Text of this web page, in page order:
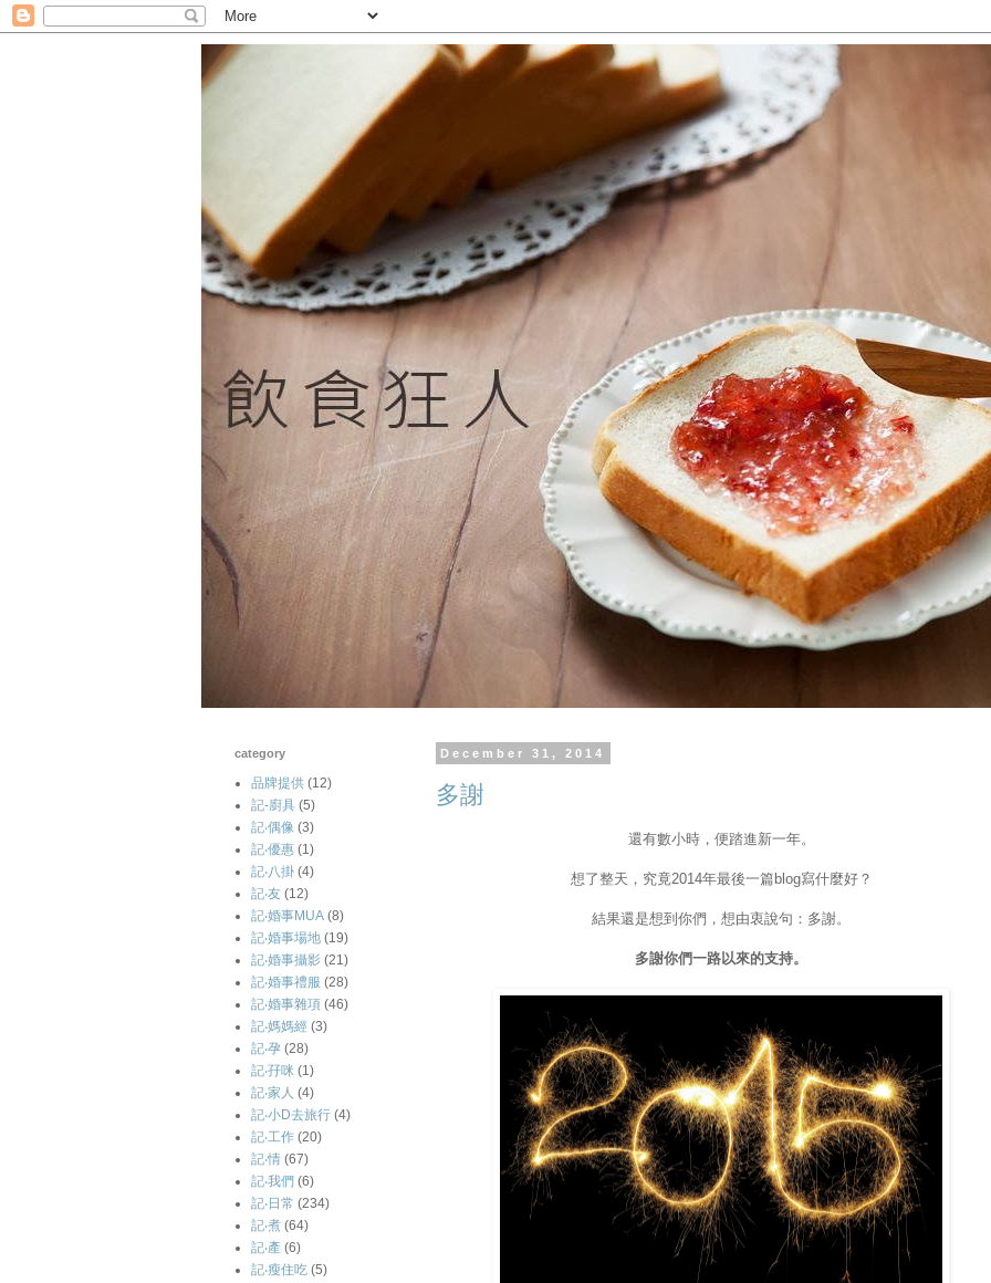
December 31, 2014
多謝
還有數小時，便踏進新一年。
想了整天，究竟2014年最後一篇blog寫什麼好？
結果還是想到你們，想由衷說句：多謝。
多謝你們一路以來的支持。
category
品牌提供 (12)
記-廚具 (5)
記‧偶像 (3)
記‧優惠 (1)
記‧八掛 (4)
記‧友 (12)
記‧婚事MUA (8)
記‧婚事場地 (19)
記‧婚事攝影 (21)
記‧婚事禮服 (28)
記‧婚事雜項 (46)
記‧媽媽經 (3)
記‧孕 (28)
記‧孖咪 (1)
記‧家人 (4)
記‧小D去旅行 (4)
記‧工作 (20)
記‧情 (67)
記‧我們 (6)
記‧日常 (234)
記‧煮 (64)
記‧產 (6)
記‧瘦住吃 (5)